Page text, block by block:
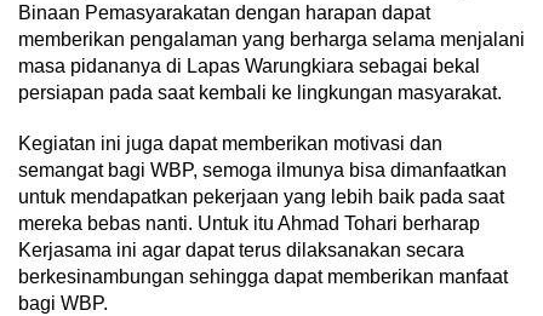
Binaan Pemasyarakatan dengan harapan dapat
memberikan pengalaman yang berharga selama menjalani
masa pidananya di Lapas Warungkiara sebagai bekal
persiapan pada saat kembali ke lingkungan masyarakat.
Kegiatan ini juga dapat memberikan motivasi dan
semangat bagi WBP, semoga ilmunya bisa dimanfaatkan
untuk mendapatkan pekerjaan yang lebih baik pada saat
mereka bebas nanti. Untuk itu Ahmad Tohari berharap
Kerjasama ini agar dapat terus dilaksanakan secara
berkesinambungan sehingga dapat memberikan manfaat
bagi WBP.